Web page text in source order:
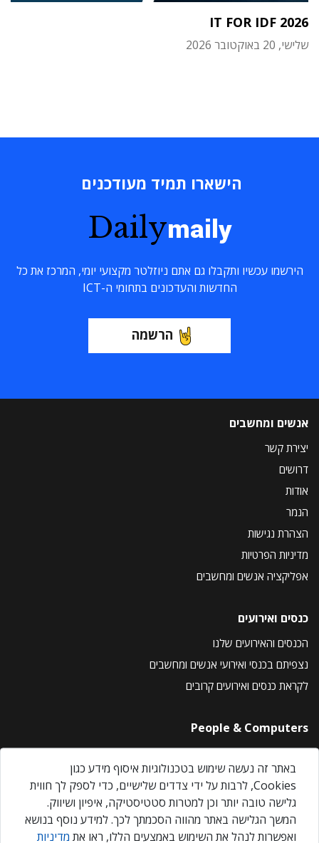
IT FOR IDF 2026
שלישי, 20 באוקטובר 2026
הישארו תמיד מעודכנים
Dailymaily
הירשמו עכשיו ותקבלו גם אתם ניוזלטר מקצועי יומי, המרכז את כל
החדשות והעדכונים בתחומי ה-ICT
הרשמה
אנשים ומחשבים
יצירת קשר
דרושים
אודות
הנמר
הצהרת נגישות
מדיניות הפרטיות
אפליקציה אנשים ומחשבים
כנסים ואירועים
הכנסים והאירועים שלנו
נצפיתם בכנסי ואירועי אנשים ומחשבים
לקראת כנסים ואירועים קרובים
People & Computers
About Us
Privacy Policy
Contact Us
Our Events
באתר זה נעשה שימוש בטכנולוגיות איסוף מידע כגון
Cookies, לרבות על ידי צדדים שלישיים, כדי לספק לך חווית
גלישה טובה יותר וכן למטרות סטטיסטיקה, איפיון ושיווק.
המשך הגלישה באתר מהווה הסכמתך לכך. למידע נוסף בנושא
ואפשרות לנהל את השימוש באמצעים הללו, ראו את מדיניות